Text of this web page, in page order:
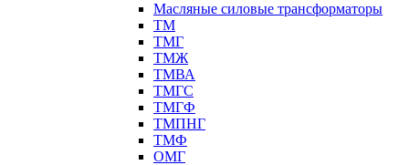
Масляные силовые трансформаторы
ТМ
ТМГ
ТМЖ
ТМВА
ТМГС
ТМГФ
ТМПНГ
ТМФ
ОМГ